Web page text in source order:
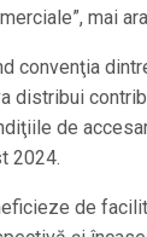
mai
convenţia
distribui
de
2024.
de